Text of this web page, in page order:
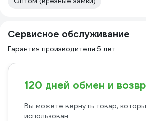
Сервисное обслуживание
Гарантия производителя 5 лет
120 дней обмен и
Вы можете вернуть товар,
использован